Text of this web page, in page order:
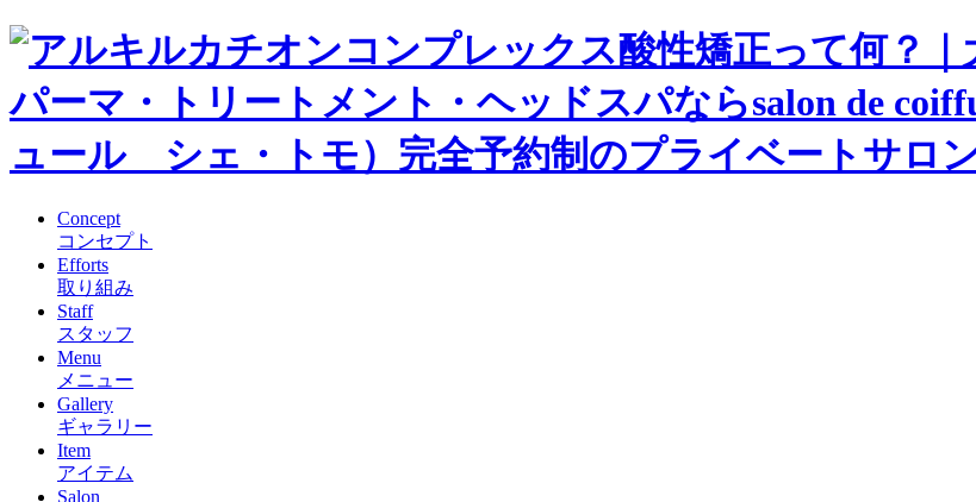
Concept
コンセプト
Efforts
取り組み
Staff
スタッフ
Menu
メニュー
Gallery
ギャラリー
Item
アイテム
Salon